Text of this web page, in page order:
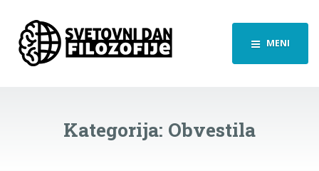
MENI
Kategorija: Obvestila